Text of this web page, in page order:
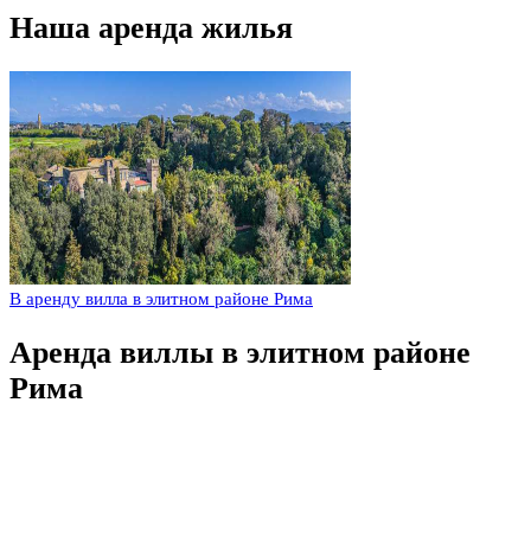
Наша аренда жилья
В аренду вилла в элитном районе Рима
Аренда виллы в элитном районе
Рима